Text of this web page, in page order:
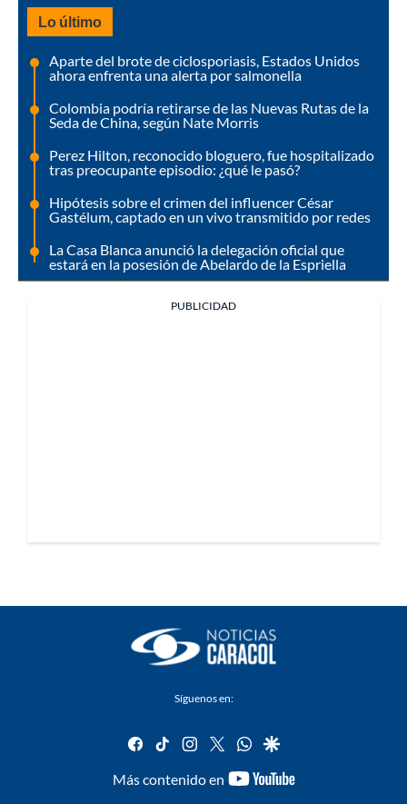
Lo último
Aparte del brote de ciclosporiasis, Estados Unidos
ahora enfrenta una alerta por salmonella
Colombia podría retirarse de las Nuevas Rutas de la
Seda de China, según Nate Morris
Perez Hilton, reconocido bloguero, fue hospitalizado
tras preocupante episodio: ¿qué le pasó?
Hipótesis sobre el crimen del influencer César
Gastélum, captado en un vivo transmitido por redes
La Casa Blanca anunció la delegación oficial que
estará en la posesión de Abelardo de la Espriella
PUBLICIDAD
Síguenos en:
facebook
tiktok instagram
twitterwhatsapp
google
Más contenido en
youtube-